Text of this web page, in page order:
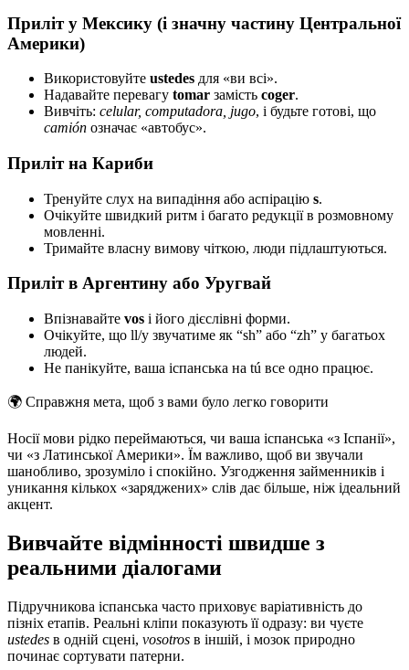
Приліт у Мексику (і значну частину Центральної
Америки)
Використовуйте ustedes для «ви всі».
Надавайте перевагу tomar замість coger.
Вивчіть: celular, computadora, jugo, і будьте готові, що
camión означає «автобус».
Приліт на Кариби
Тренуйте слух на випадіння або аспірацію s.
Очікуйте швидкий ритм і багато редукції в розмовному
мовленні.
Тримайте власну вимову чіткою, люди підлаштуються.
Приліт в Аргентину або Уругвай
Впізнавайте vos і його дієслівні форми.
Очікуйте, що ll/y звучатиме як “sh” або “zh” у багатьох
людей.
Не панікуйте, ваша іспанська на tú все одно працює.
🌍 Справжня мета, щоб з вами було легко говорити
Носії мови рідко переймаються, чи ваша іспанська «з Іспанії»,
чи «з Латинської Америки». Їм важливо, щоб ви звучали
шанобливо, зрозуміло і спокійно. Узгодження займенників і
уникання кількох «заряджених» слів дає більше, ніж ідеальний
акцент.
Вивчайте відмінності швидше з
реальними діалогами
Підручникова іспанська часто приховує варіативність до
пізніх етапів. Реальні кліпи показують її одразу: ви чуєте
ustedes в одній сцені, vosotros в іншій, і мозок природно
починає сортувати патерни.